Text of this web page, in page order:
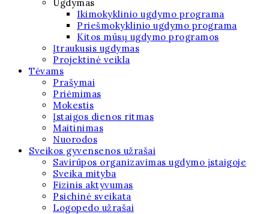
Ugdymas
Ikimokyklinio ugdymo programa
Priešmokyklinio ugdymo programa
Kitos mūsų ugdymo programos
Įtraukusis ugdymas
Projektinė veikla
Tėvams
Prašymai
Priėmimas
Mokestis
Įstaigos dienos ritmas
Maitinimas
Nuorodos
Sveikos gyvensenos užrašai
Savirūpos organizavimas ugdymo įstaigoje
Sveika mityba
Fizinis aktyvumas
Psichinė sveikata
Logopedo užrašai